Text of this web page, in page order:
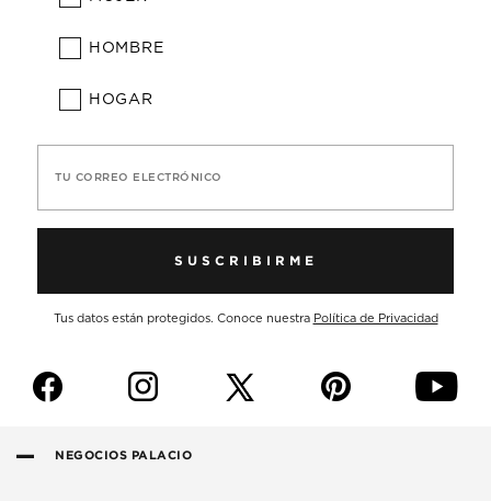
HOMBRE
HOGAR
TU CORREO ELECTRÓNICO
SUSCRIBIRME
Tus datos están protegidos. Conoce nuestra Política de Privacidad
f i p y
NEGOCIOS PALACIO